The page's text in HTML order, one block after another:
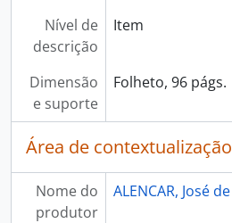
Nível de
descrição
Item
Dimensão
e suporte
Folheto, 96 págs.
Área de contextualização
Nome do
produtor
ALENCAR, José de